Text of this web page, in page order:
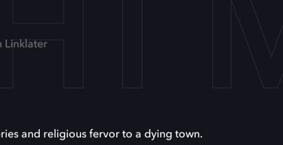
Linklater
and religious fervor to a dying town.